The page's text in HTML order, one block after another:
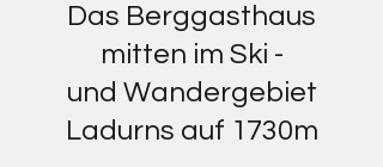
Das Berggasthaus
mitten im Ski -
und Wandergebiet
Ladurns auf 1730m